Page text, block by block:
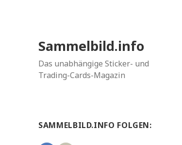
Sammelbild.info
Das unabhängige Sticker- und
Trading-Cards-Magazin
SAMMELBILD.INFO FOLGEN: